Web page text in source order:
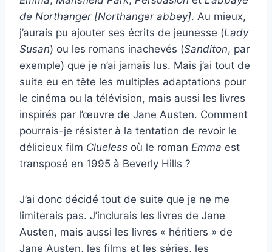
de Northanger [Northanger abbey]. Au mieux,
j’aurais pu ajouter ses écrits de jeunesse (Lady
Susan) ou les romans inachevés (Sanditon, par
exemple) que je n’ai jamais lus. Mais j’ai tout de
suite eu en tête les multiples adaptations pour
le cinéma ou la télévision, mais aussi les livres
inspirés par l’œuvre de Jane Austen. Comment
pourrais-je résister à la tentation de revoir le
délicieux film Clueless où le roman Emma est
transposé en 1995 à Beverly Hills ?
J’ai donc décidé tout de suite que je ne me
limiterais pas. J’inclurais les livres de Jane
Austen, mais aussi les livres « héritiers » de
Jane Austen, les films et les séries, les